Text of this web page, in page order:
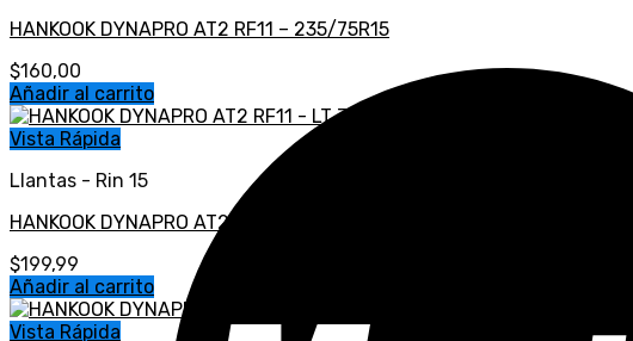
HANKOOK DYNAPRO AT2 RF11 – 235/75R15
$160,00
Añadir al carrito
Vista Rápida
Llantas - Rin 15
HANKOOK DYNAPRO AT2 RF11 – LT 31X10.50R15 6PR 109S
$199,99
Añadir al carrito
Vista Rápida